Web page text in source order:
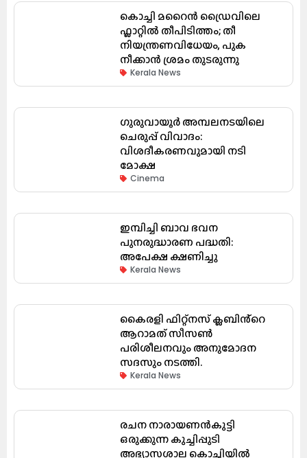
കൊച്ചി മറൈൻ ഡ്രൈവിലെ
ഫ്ലാറ്റിൽ തീപിടിത്തം; തീ
നിയന്ത്രണവിധേയം, പുക
നീക്കാൻ ശ്രമം തുടരുന്നു
Kerala News
ഗുരുവായൂർ അമ്പലനടയിലെ
ചെരുപ്പ് വിവാദം:
വിശദീകരണവുമായി നടി
മോക്ഷ
Cinema
ഇമ്പിച്ചി ബാവ ഭവന
പുനരുദ്ധാരണ പദ്ധതി:
അപേക്ഷ ക്ഷണിച്ചു
Kerala News
കൈരളി ഫിറ്റ്നസ് ക്ലബിൻ്റെ
ആറാമത് സീസൺ
പരിശീലനവും അനുമോദന
സദസും നടത്തി.
Kerala News
രചന നാരായണൻകുട്ടി
ഒരുക്കുന്ന കുച്ചിപ്പുടി
അഭ്യാസശാല കൊച്ചിയിൽ